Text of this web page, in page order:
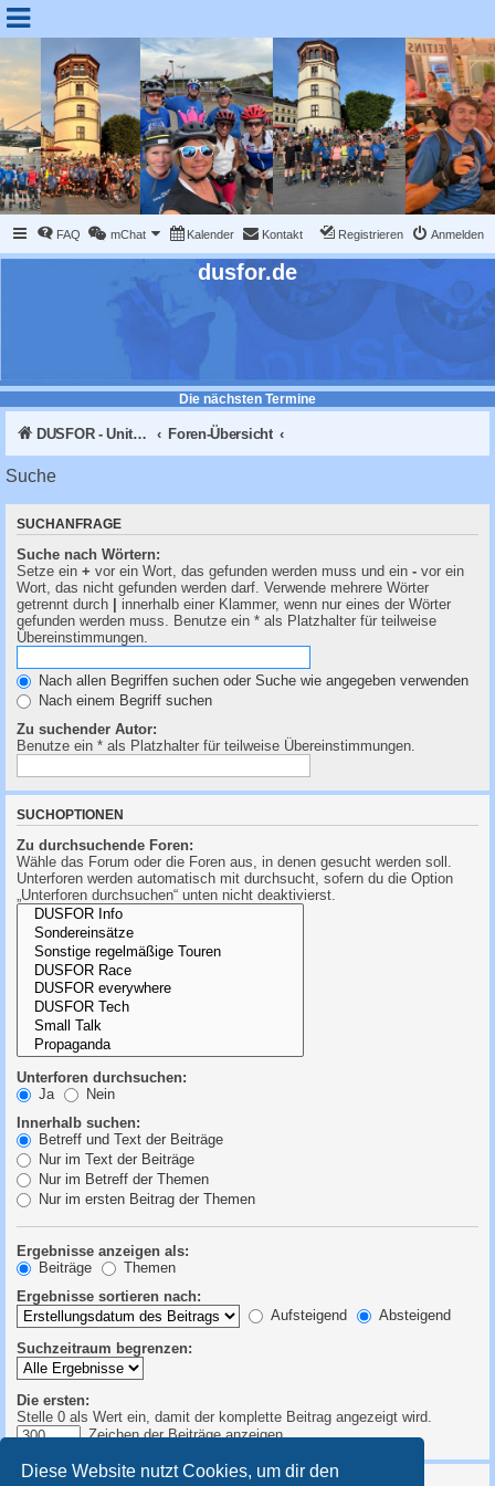
Diese Website nutzt Cookies, um dir den
FAQ mChat Kalender Kontakt Anmelden
Registrieren
dusfor.de
Die nächsten Termine
DUSFOR - United Sk8 Nations :: Inline skaten in Düsseldorf Foren-Übersicht
Suche
SUCHANFRAGE
Suche nach Wörtern:
Setze ein + vor ein Wort, das gefunden werden muss und ein - vor ein
Wort, das nicht gefunden werden darf. Verwende mehrere Wörter
getrennt durch
innerhalb einer Klammer, wenn nur eines der Wörter
gefunden werden muss. Benutze ein * als Platzhalter für teilweise
Übereinstimmungen.
Nach allen Begriffen suchen oder Suche wie angegeben verwenden
Nach einem Begriff suchen
Zu suchender Autor:
Benutze ein * als Platzhalter für teilweise Übereinstimmungen.
SUCHOPTIONEN
Zu durchsuchende Foren:
Wähle das Forum oder die Foren aus, in denen gesucht werden soll.
Unterforen werden automatisch mit durchsucht, sofern du die Option
„Unterforen durchsuchen“ unten nicht deaktivierst.
Unterforen durchsuchen:
Ja
Nein
Innerhalb suchen:
Betreff und Text der Beiträge
Nur im Text der Beiträge
Nur im Betreff der Themen
Nur im ersten Beitrag der Themen
Ergebnisse anzeigen als:
Beiträge
Themen
Ergebnisse sortieren nach:
Aufsteigend
Absteigend
Suchzeitraum begrenzen:
Die ersten:
Stelle 0 als Wert ein, damit der komplette Beitrag angezeigt wird.
Zeichen der Beiträge anzeigen